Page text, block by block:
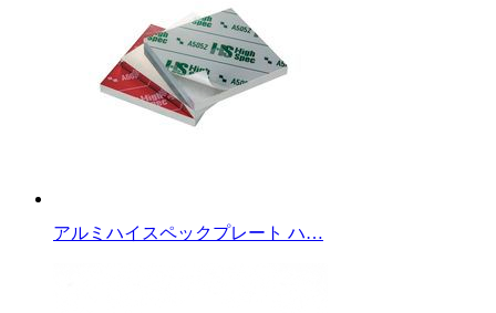
アルミハイスペックプレート ハ…